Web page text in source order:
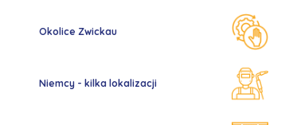
Okolice Zwickau
Niemcy - kilka lokalizacji